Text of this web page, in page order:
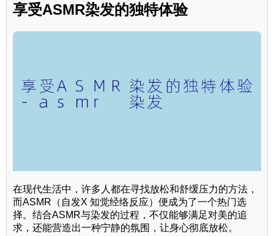
享受ASMR染发的独特体验
在现代生活中，许多人都在寻找放松和舒缓压力的方法，
而ASMR（自发X 知觉经络反应）便成为了一个热门选
择。结合ASMR与染发的过程，不仅能够满足对美的追
求，还能营造出一种宁静的氛围，让身心彻底放松。